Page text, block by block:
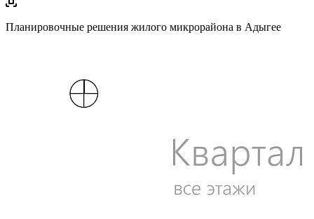
Планировочные решения жилого микрорайона в Адыгее